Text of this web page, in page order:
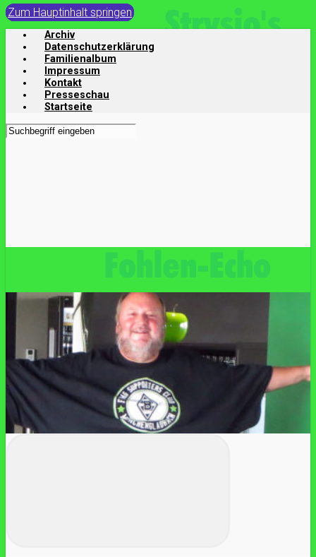
Zum Hauptinhalt springen
Archiv
Datenschutzerklärung
Familienalbum
Impressum
Kontakt
Presseschau
Startseite